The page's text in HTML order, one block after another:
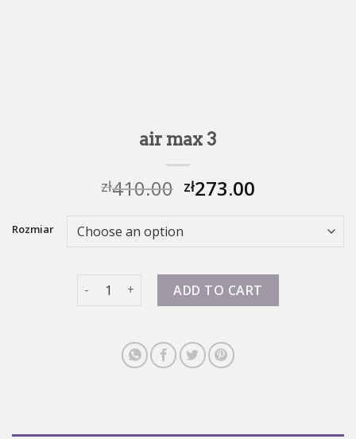
air max 3
zł410.00 zł273.00
Rozmiar
air max 3 quantityADD TO CART